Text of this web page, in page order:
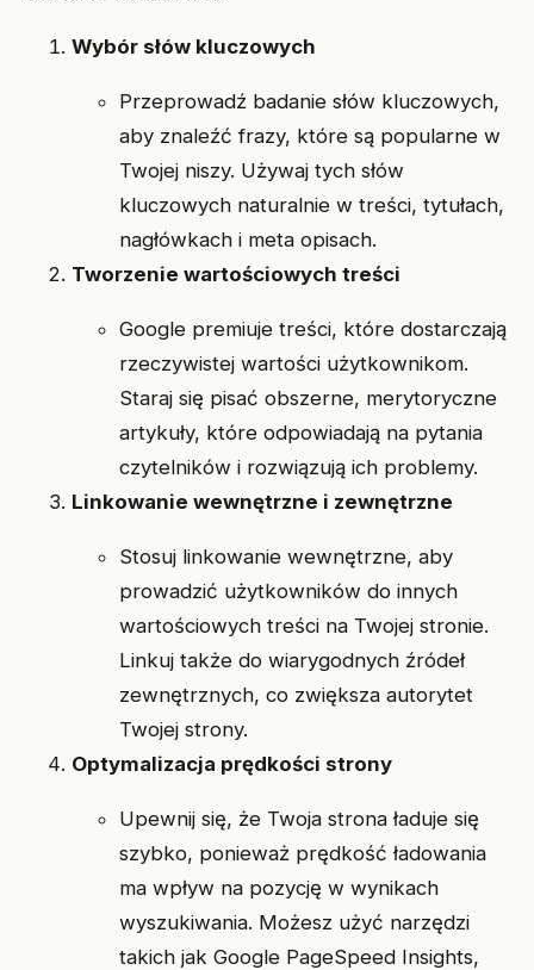
Wybór słów kluczowych
Przeprowadź badanie słów kluczowych,
aby znaleźć frazy, które są popularne w
Twojej niszy. Używaj tych słów
kluczowych naturalnie w treści, tytułach,
nagłówkach i meta opisach.
Tworzenie wartościowych treści
Google premiuje treści, które dostarczają
rzeczywistej wartości użytkownikom.
Staraj się pisać obszerne, merytoryczne
artykuły, które odpowiadają na pytania
czytelników i rozwiązują ich problemy.
Linkowanie wewnętrzne i zewnętrzne
Stosuj linkowanie wewnętrzne, aby
prowadzić użytkowników do innych
wartościowych treści na Twojej stronie.
Linkuj także do wiarygodnych źródeł
zewnętrznych, co zwiększa autorytet
Twojej strony.
Optymalizacja prędkości strony
Upewnij się, że Twoja strona ładuje się
szybko, ponieważ prędkość ładowania
ma wpływ na pozycję w wynikach
wyszukiwania. Możesz użyć narzędzi
takich jak Google PageSpeed Insights,